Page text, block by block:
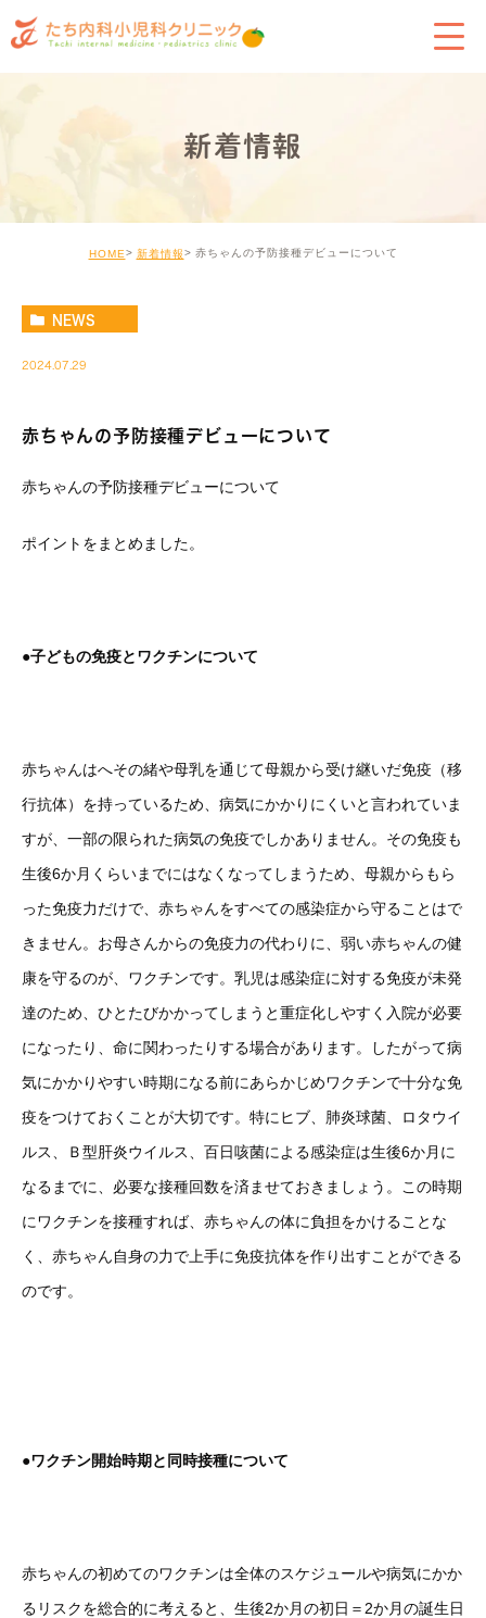
新着情報
HOME 新着情報 赤ちゃんの予防接種デビューについて
NEWS
2024.07.29
赤ちゃんの予防接種デビューについて
赤ちゃんの予防接種デビューについて
ポイントをまとめました。
●子どもの免疫とワクチンについて
赤ちゃんはへその緒や母乳を通じて母親から受け継いだ免疫（移
行抗体）を持っているため、病気にかかりにくいと言われていま
すが、一部の限られた病気の免疫でしかありません。その免疫も
生後6か月くらいまでにはなくなってしまうため、母親からもら
った免疫力だけで、赤ちゃんをすべての感染症から守ることはで
きません。お母さんからの免疫力の代わりに、弱い赤ちゃんの健
康を守るのが、ワクチンです。乳児は感染症に対する免疫が未発
達のため、ひとたびかかってしまうと重症化しやすく入院が必要
になったり、命に関わったりする場合があります。したがって病
気にかかりやすい時期になる前にあらかじめワクチンで十分な免
疫をつけておくことが大切です。特にヒブ、肺炎球菌、ロタウイ
ルス、Ｂ型肝炎ウイルス、百日咳菌による感染症は生後6か月に
なるまでに、必要な接種回数を済ませておきましょう。この時期
にワクチンを接種すれば、赤ちゃんの体に負担をかけることな
く、赤ちゃん自身の力で上手に免疫抗体を作り出すことができる
のです。
●ワクチン開始時期と同時接種について
赤ちゃんの初めてのワクチンは全体のスケジュールや病気にかか
るリスクを総合的に考えると、生後2か月の初日＝2か月の誕生日